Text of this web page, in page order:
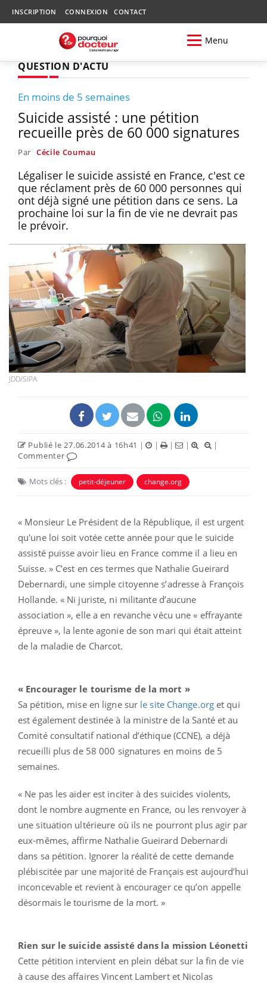
INSCRIPTION CONNEXION CONTACT
Menu
QUESTION D'ACTU
En moins de 5 semaines
Suicide assisté : une pétition
recueille près de 60 000 signatures
Par Cécile Coumau
Légaliser le suicide assisté en France, c'est ce
que réclament près de 60 000 personnes qui
ont déjà signé une pétition dans ce sens. La
prochaine loi sur la fin de vie ne devrait pas
le prévoir.
JDD/SIPA
Publié le 27.06.2014 à 16h41 | | | |
|
Commenter
Mots clés : petit-déjeuner change.org
« Monsieur Le Président de la République, il est urgent
qu'une loi soit votée cette année pour que le suicide
assisté puisse avoir lieu en France comme il a lieu en
Suisse. » C’est en ces termes que Nathalie Gueirard
Debernardi, une simple citoyenne s’adresse à François
Hollande. « Ni juriste, ni militante d’aucune
association », elle a en revanche vécu une « effrayante
épreuve », la lente agonie de son mari qui était atteint
de la maladie de Charcot.
« Encourager le tourisme de la mort »
Sa pétition, mise en ligne sur le site Change.orget qui
est également destinée à la ministre de la Santé et au
Comité consultatif national d’éthique (CCNE), a déjà
recueilli plus de 58 000 signatures en moins de 5
semaines.
« Ne pas les aider est inciter à des suicides violents,
dont le nombre augmente en France, ou les renvoyer à
une situation ultérieure où ils ne pourront plus agir par
eux-mêmes, affirme Nathalie Gueirard Debernardi
dans sa pétition. Ignorer la réalité de cette demande
plébiscitée par une majorité de Français est aujourd’hui
inconcevable et revient à encourager ce qu’on appelle
désormais le tourisme de la mort. »
Rien sur le suicide assisté dans la mission Léonetti
Cette pétition intervient en plein débat sur la fin de vie
à cause des affaires Vincent Lambert et Nicolas